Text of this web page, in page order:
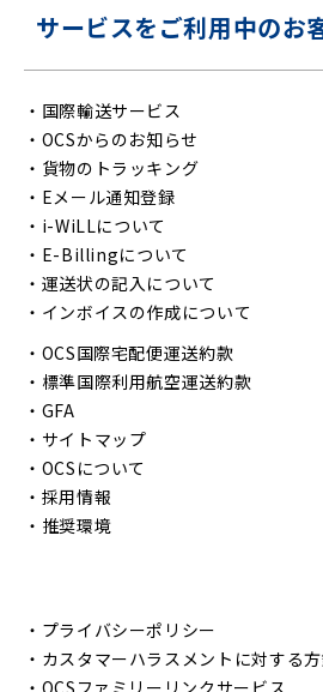
サービスをご利用中のお
・ 国際輸送サービス
・ OCSからのお知らせ
・ 貨物のトラッキング
・ Eメール通知登録
・ i-WiLLについて
・ E-Billingについて
・ 運送状の記入について
・ インボイスの作成について
・ OCS国際宅配便運送約款
・ 標準国際利用航空運送約款
・ GFA
・ サイトマップ
・ OCSについて
・ 採用情報
・ 推奨環境
・ プライバシーポリシー
・ カスタマーハラスメントに対する
・ OCSファミリーリンクサービス